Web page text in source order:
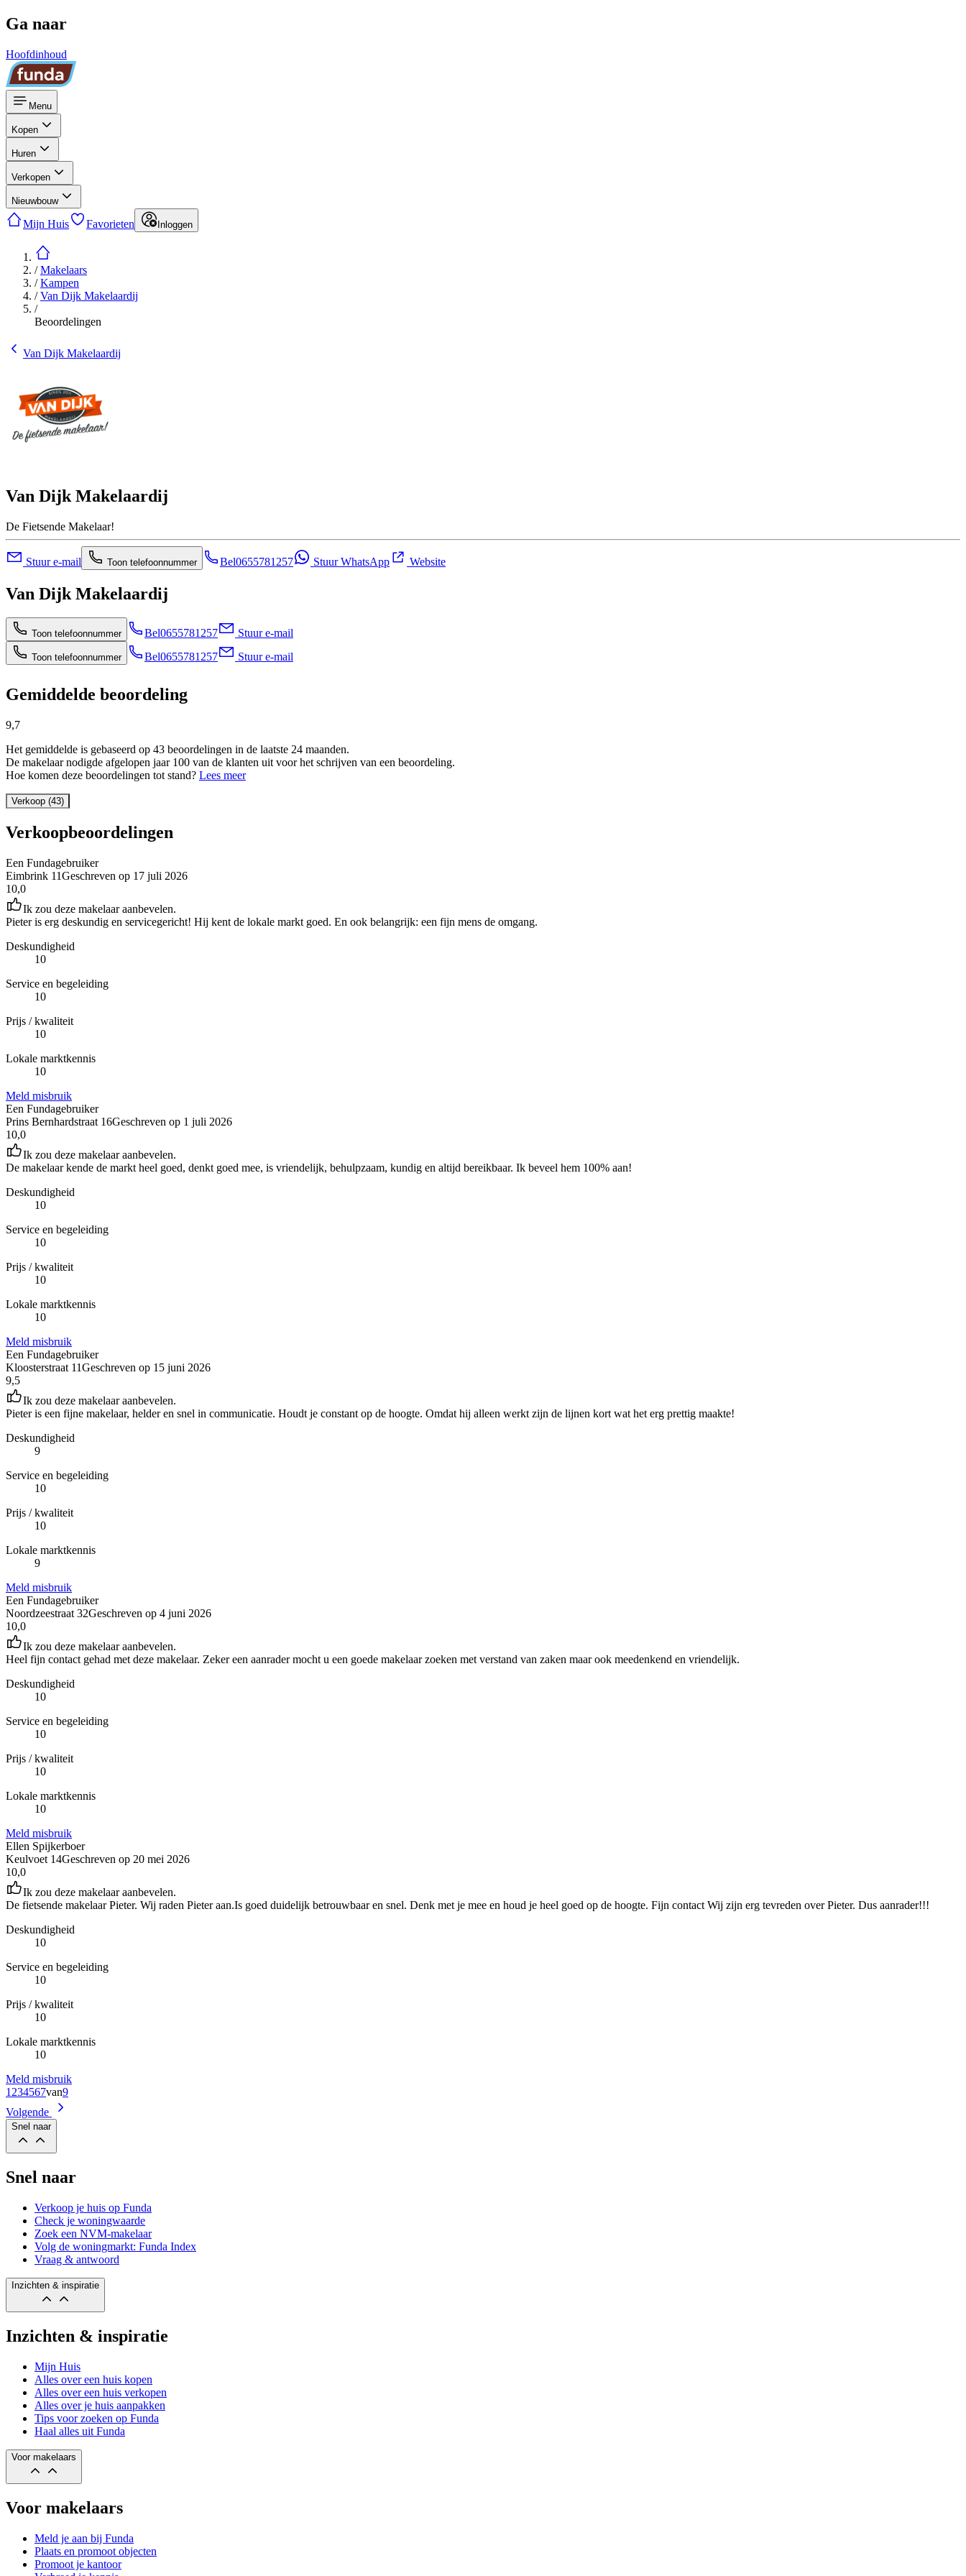
Ga naar
Hoofdinhoud
Menu
Kopen
Huren
Verkopen
Nieuwbouw
Mijn Huis Favorieten Inloggen
/Makelaars
/Kampen
/Van Dijk Makelaardij
/
Beoordelingen
Van Dijk Makelaardij
Van Dijk Makelaardij
De Fietsende Makelaar!
Stuur e-mail Toon telefoonnummer Bel0655781257 Stuur WhatsApp Website
Van Dijk Makelaardij
Toon telefoonnummer Bel0655781257 Stuur e-mail
Toon telefoonnummer Bel0655781257 Stuur e-mail
Gemiddelde beoordeling
9,7
Het gemiddelde is gebaseerd op 43 beoordelingen in de laatste 24 maanden.
De makelaar nodigde afgelopen jaar 100 van de klanten uit voor het schrijven van een beoordeling.
Hoe komen deze beoordelingen tot stand? Lees meer
Verkoop (43)
Verkoopbeoordelingen
Een Fundagebruiker
Eimbrink 11Geschreven op 17 juli 2026
10,0
Ik zou deze makelaar aanbevelen.
Pieter is erg deskundig en servicegericht! Hij kent de lokale markt goed. En ook belangrijk: een fijn mens de omgang.
Deskundigheid
10
Service en begeleiding
10
Prijs / kwaliteit
10
Lokale marktkennis
10
Meld misbruik
Een Fundagebruiker
Prins Bernhardstraat 16Geschreven op 1 juli 2026
10,0
Ik zou deze makelaar aanbevelen.
De makelaar kende de markt heel goed, denkt goed mee, is vriendelijk, behulpzaam, kundig en altijd bereikbaar. Ik beveel hem 100% aan!
Deskundigheid
10
Service en begeleiding
10
Prijs / kwaliteit
10
Lokale marktkennis
10
Meld misbruik
Een Fundagebruiker
Kloosterstraat 11Geschreven op 15 juni 2026
9,5
Ik zou deze makelaar aanbevelen.
Pieter is een fijne makelaar, helder en snel in communicatie. Houdt je constant op de hoogte. Omdat hij alleen werkt zijn de lijnen kort wat het erg prettig maakte!
Deskundigheid
9
Service en begeleiding
10
Prijs / kwaliteit
10
Lokale marktkennis
9
Meld misbruik
Een Fundagebruiker
Noordzeestraat 32Geschreven op 4 juni 2026
10,0
Ik zou deze makelaar aanbevelen.
Heel fijn contact gehad met deze makelaar. Zeker een aanrader mocht u een goede makelaar zoeken met verstand van zaken maar ook meedenkend en vriendelijk.
Deskundigheid
10
Service en begeleiding
10
Prijs / kwaliteit
10
Lokale marktkennis
10
Meld misbruik
Ellen Spijkerboer
Keulvoet 14Geschreven op 20 mei 2026
10,0
Ik zou deze makelaar aanbevelen.
De fietsende makelaar Pieter. Wij raden Pieter aan.Is goed duidelijk betrouwbaar en snel. Denk met je mee en houd je heel goed op de hoogte. Fijn contact Wij zijn erg tevreden over Pieter. Dus aanrader!!!
Deskundigheid
10
Service en begeleiding
10
Prijs / kwaliteit
10
Lokale marktkennis
10
Meld misbruik
1 234567van9
Volgende
Snel naar
Snel naar
Verkoop je huis op Funda
Check je woningwaarde
Zoek een NVM-makelaar
Volg de woningmarkt: Funda Index
Vraag & antwoord
Inzichten & inspiratie
Inzichten & inspiratie
Mijn Huis
Alles over een huis kopen
Alles over een huis verkopen
Alles over je huis aanpakken
Tips voor zoeken op Funda
Haal alles uit Funda
Voor makelaars
Voor makelaars
Meld je aan bij Funda
Plaats en promoot objecten
Promoot je kantoor